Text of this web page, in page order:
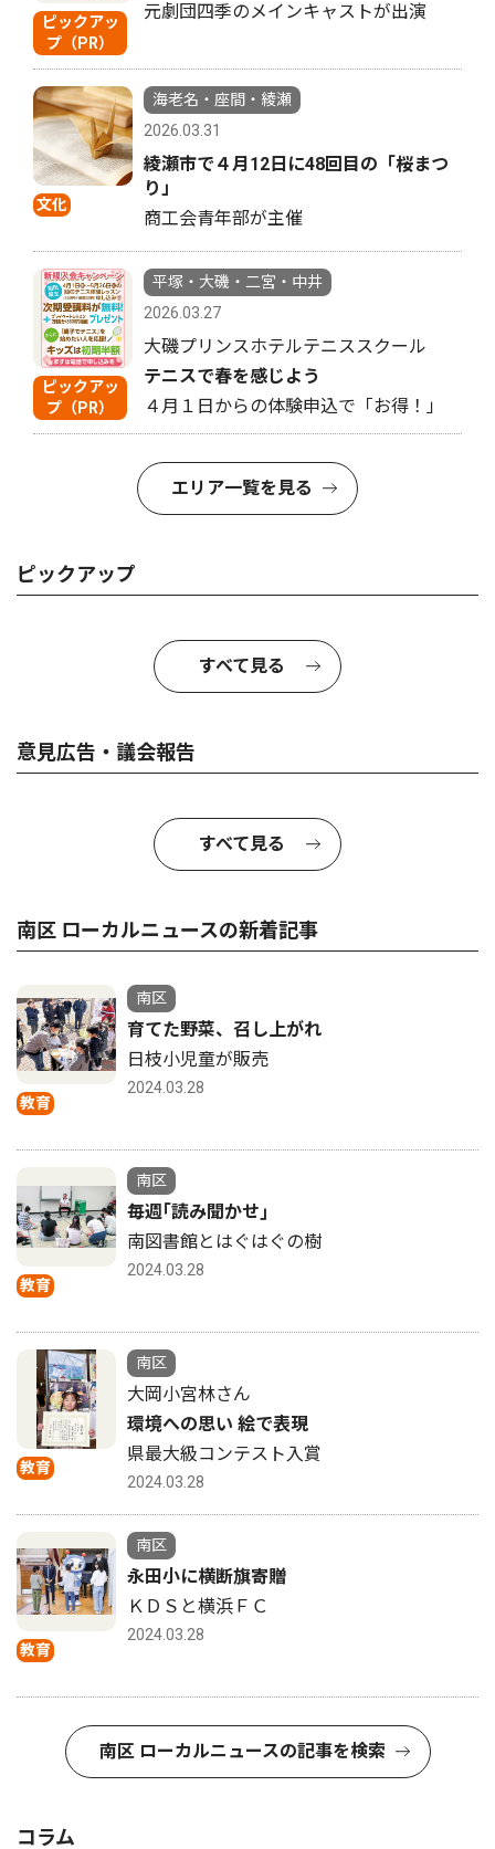
ピックアッ
プ（PR）
元劇団四季のメインキャストが出演
文化
海老名・座間・綾瀬
2026.03.31
綾瀬市で４月12日に48回目の「桜まつ
り」
商工会青年部が主催
ピックアッ
プ（PR）
平塚・大磯・二宮・中井
2026.03.27
大磯プリンスホテルテニススクール
テニスで春を感じよう
４月１日からの体験申込で「お得！」
エリア一覧を見る
ピックアップ
すべて見る
意見広告・議会報告
すべて見る
南区 ローカルニュースの新着記事
教育
南区
育てた野菜、召し上がれ
日枝小児童が販売
2024.03.28
教育
南区
毎週｢読み聞かせ｣
南図書館とはぐはぐの樹
2024.03.28
教育
南区
大岡小宮林さん
環境への思い 絵で表現
県最大級コンテスト入賞
2024.03.28
教育
南区
永田小に横断旗寄贈
ＫＤＳと横浜ＦＣ
2024.03.28
南区 ローカルニュースの記事を検索
コラム